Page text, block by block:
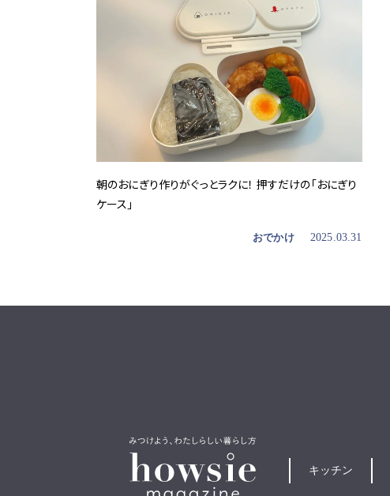
朝のおにぎり作りがぐっとラクに！ 押すだけの「おにぎり
ケース」
おでかけ 2025.03.31
キッチン